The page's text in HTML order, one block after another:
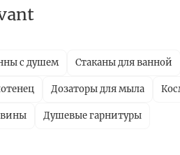
с душем Стаканы для ванной
Дозаторы для мыла
Душевые гарнитуры